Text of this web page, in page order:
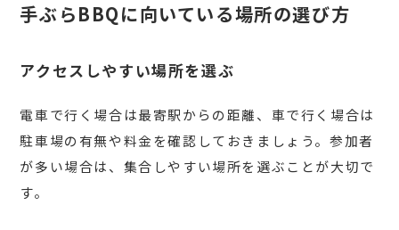
手ぶらBBQに向いている場所の選び方
アクセスしやすい場所を選ぶ
電車で行く場合は最寄駅からの距離、車で行く場合は
駐車場の有無や料金を確認しておきましょう。参加者
が多い場合は、集合しやすい場所を選ぶことが大切で
す。